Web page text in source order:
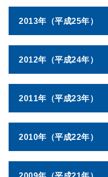
2013年（平成25年）
2012年（平成24年）
2011年（平成23年）
2010年（平成22年）